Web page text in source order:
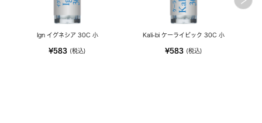
Ign イグネシア 30C 小
¥583 (税込)
Kali-bi ケーライビック 30C 小
¥583 (税込)